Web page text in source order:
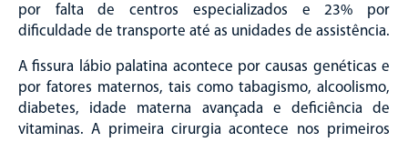
por falta de centros especializados e 23% por
dificuldade de transporte até as unidades de assistência.
A fissura lábio palatina acontece por causas genéticas e
por fatores maternos, tais como tabagismo, alcoolismo,
diabetes, idade materna avançada e deficiência de
vitaminas. A primeira cirurgia acontece nos primeiros